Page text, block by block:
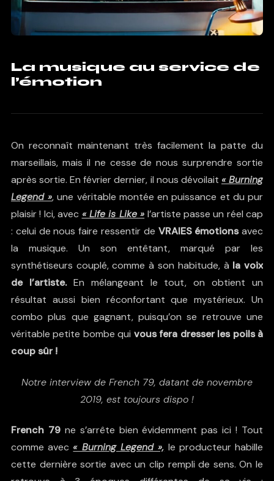
La musique au service de
l’émotion
On reconnaît maintenant très facilement la patte du
marseillais, mais il ne cesse de nous surprendre sortie
après sortie. En février dernier, il nous dévoilait « Burning
Legend », une véritable montée en puissance et du pur
plaisir ! Ici, avec « Life is Like » l’artiste passe un réel cap
: celui de nous faire ressentir de VRAIES émotionsavec
la musique. Un son entêtant, marqué par les
synthétiseurs couplé, comme à son habitude, à la voix
de l’artiste.En mélangeant le tout, on obtient un
résultat aussi bien réconfortant que mystérieux. Un
combo plus que gagnant, puisqu’on se retrouve une
véritable petite bombe qui vous fera dresser les poils à
coup sûr !
Notre interview de French 79, datant de novembre
2019, est toujours dispo !
French 79ne s’arrête bien évidemment pas ici ! Tout
comme avec « Burning Legend », le producteur habille
cette dernière sortie avec un clip rempli de sens. On le